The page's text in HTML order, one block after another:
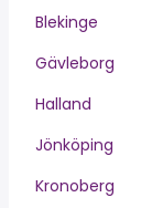
Blekinge
Gävleborg
Halland
Jönköping
Kronoberg